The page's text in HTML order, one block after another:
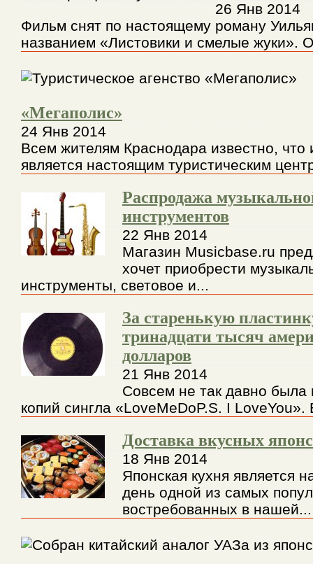
26 Янв 2014
Фильм снят по настоящему роману
названием «Листовики и смелые жуки».
«Мегаполис»
24 Янв 2014
Всем жителям Краснодара известно, что
является настоящим туристическим
Распродажа
инструментов
22 Янв 2014
Магазин Musicbase.ru
хочет приобрести
инструменты, световое и...
За старенькую
тринадцати тысяч
долларов
21 Янв 2014
Совсем не так давно была
копий сингла «LoveMeDoP.S. I
Доставка вкусных
18 Янв 2014
Японская кухня является
день одной из самых
востребованных в нашей...